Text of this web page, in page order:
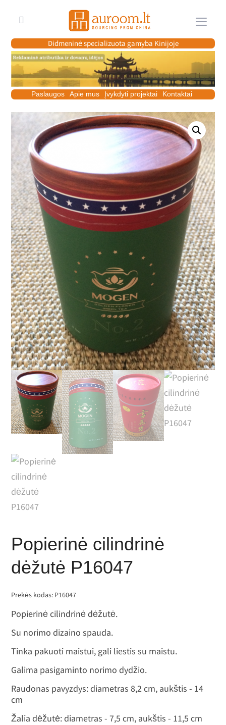
Meniu
Didmeninė specializuota gamyba Kinijoje
Paslaugos Apie mus Įvykdyti projektai Kontaktai
Popierinė cilindrinė
dėžutė P16047
Prekės kodas: P16047
Popierinė cilindrinė dėžutė.
Su norimo dizaino spauda.
Tinka pakuoti maistui, gali liestis su maistu.
Galima pasigaminto norimo dydžio.
Raudonas pavyzdys: diametras 8,2 cm, aukštis - 14
cm
Žalia dėžutė: diametras - 7,5 cm, aukštis - 11,5 cm